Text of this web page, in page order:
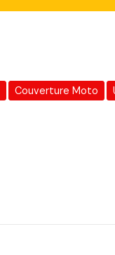
Couverture Moto